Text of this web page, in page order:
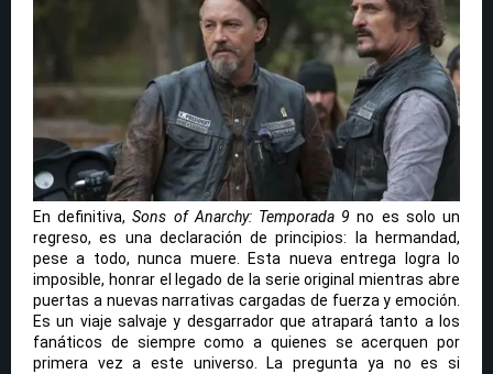
En definitiva,Sons of Anarchy: Temporada 9 no es solo un
regreso, es una declaración de principios: la hermandad,
pese a todo, nunca muere. Esta nueva entrega logra lo
imposible, honrar el legado de la serie original mientras abre
puertas a nuevas narrativas cargadas de fuerza y emoción.
Es un viaje salvaje y desgarrador que atrapará tanto a los
fanáticos de siempre como a quienes se acerquen por
primera vez a este universo. La pregunta ya no es si